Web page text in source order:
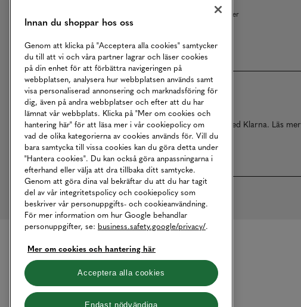
Våra Tjänster
Betalningar online sköts i samarbete med Klarna. Läs mer
Innan du shoppar hos oss
Genom att klicka på "Acceptera alla cookies" samtycker
du till att vi och våra partner lagrar och läser cookies
på din enhet för att förbättra navigeringen på
webbplatsen, analysera hur webbplatsen används samt
visa personaliserad annonsering och marknadsföring för
dig, även på andra webbplatser och efter att du har
lämnat vår webbplats. Klicka på "Mer om cookies och
hantering här" för att läsa mer i vår cookiepolicy om
vad de olika kategorierna av cookies används för. Vill du
bara samtycka till vissa cookies kan du göra detta under
"Hantera cookies". Du kan också göra anpassningarna i
efterhand eller välja att dra tillbaka ditt samtycke.
Genom att göra dina val bekräftar du att du har tagit
del av vår integritetspolicy och cookiepolicy som
beskriver vår personuppgifts- och cookieanvändning.
För mer information om hur Google behandlar
personuppgifter, se: business.safety.google/privacy/.
Mer om cookies och hantering här
Acceptera alla cookies
Endast nödvändiga